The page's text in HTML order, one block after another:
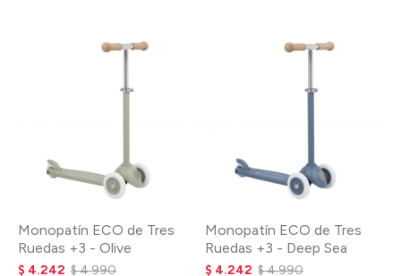
Monopatín ECO de Tres
Ruedas +3 - Olive
$ 4.242 $4.990
Monopatín ECO de Tres
Ruedas +3 - Deep Sea
$ 4.242 $4.990